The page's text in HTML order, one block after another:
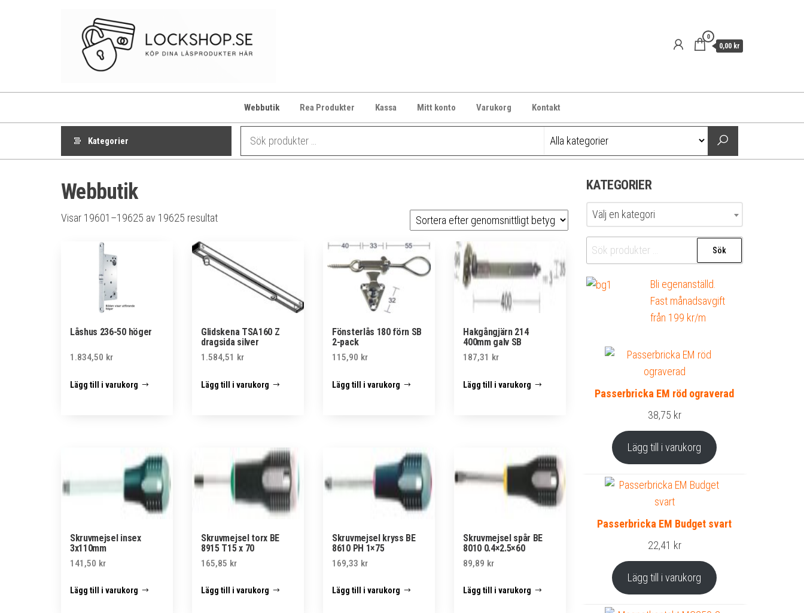
0
0,00 kr
Webbutik Rea Produkter Kassa Mitt konto Varukorg Kontakt
Kategorier
Webbutik
Visar 19601–19625 av 19625 resultatSortera
genomsnittligt
betyg
Låshus 236-50 höger
1.834,50 kr
Lägg till i varukorg
Glidskena TSA160 Z
dragsida silver
1.584,51 kr
Lägg till i varukorg
Fönsterlås 180 förn SB
2-pack
115,90 kr
Lägg till i varukorg
Hakgångjärn 214
400mm galv SB
187,31 kr
Lägg till i varukorg
Skruvmejsel insex
3x110mm
141,50 kr
Lägg till i varukorg
Skruvmejsel torx BE
8915 T15 x 70
165,85 kr
Lägg till i varukorg
Skruvmejsel kryss BE
8610 PH 1×75
169,33 kr
Lägg till i varukorg
Skruvmejsel spår BE
8010 0.4×2.5×60
89,89 kr
Lägg till i varukorg
KATEGORIER
Välj en kategori
Sök
efter:
Sök
Bli egenanställd.
Fast månadsavgift
från 199 kr/m
Passerbricka EM röd ograverad
38,75 kr
Lägg till i varukorg
Passerbricka EM Budget svart
22,41 kr
Lägg till i varukorg